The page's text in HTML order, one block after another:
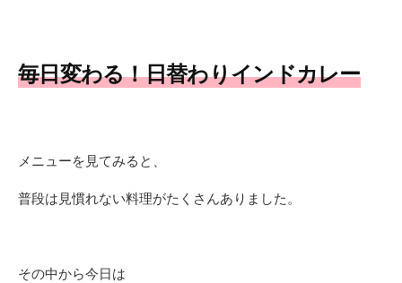
毎日変わる！日替わりインドカレー
メニューを見てみると、
普段は見慣れない料理がたくさんありました。
その中から今日は